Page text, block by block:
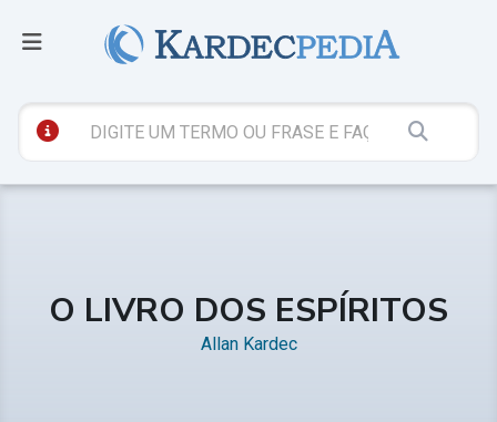
O LIVRO DOS ESPÍRITOS
Allan Kardec